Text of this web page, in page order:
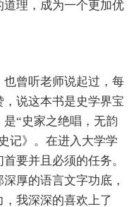
理，成为一个更加优
曾听老师说起过，每
说这本书是史学界宝
“史家之绝唱，无韵
记》。在进入大学学
要并且必须的任务。
厚的语言文字功底，
我深深的喜欢上了